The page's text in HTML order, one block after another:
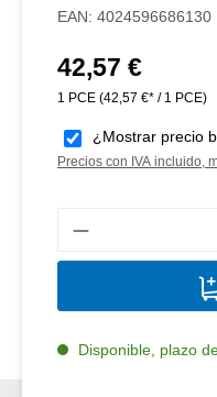
EAN: 4024596686130
Precio normal:
42,57 €
1 PCE (42,57 €* / 1 PCE)
¿Mostrar precio
Precios con IVA incluido,
Disponible, plazo